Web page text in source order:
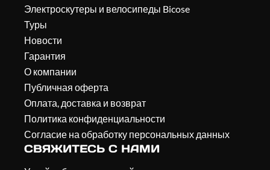
Электроскутеры и велосипеды Bicose
Туры
Новости
Гарантия
О компании
Публичная оферта
Оплата, доставка и возврат
Политика конфиденциальности
Согласие на обработку персональных данных
СВЯЖИТЕСЬ С НАМИ